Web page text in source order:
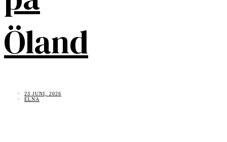
Öland
23 JUNI, 2026
ELNA